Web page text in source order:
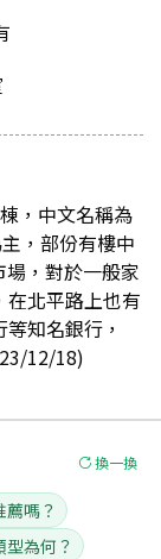
，中文名稱為
，部份有樓中
，對於一般家
北平路上也有
知名銀行，
12/18)
換一換
嗎？
為何？